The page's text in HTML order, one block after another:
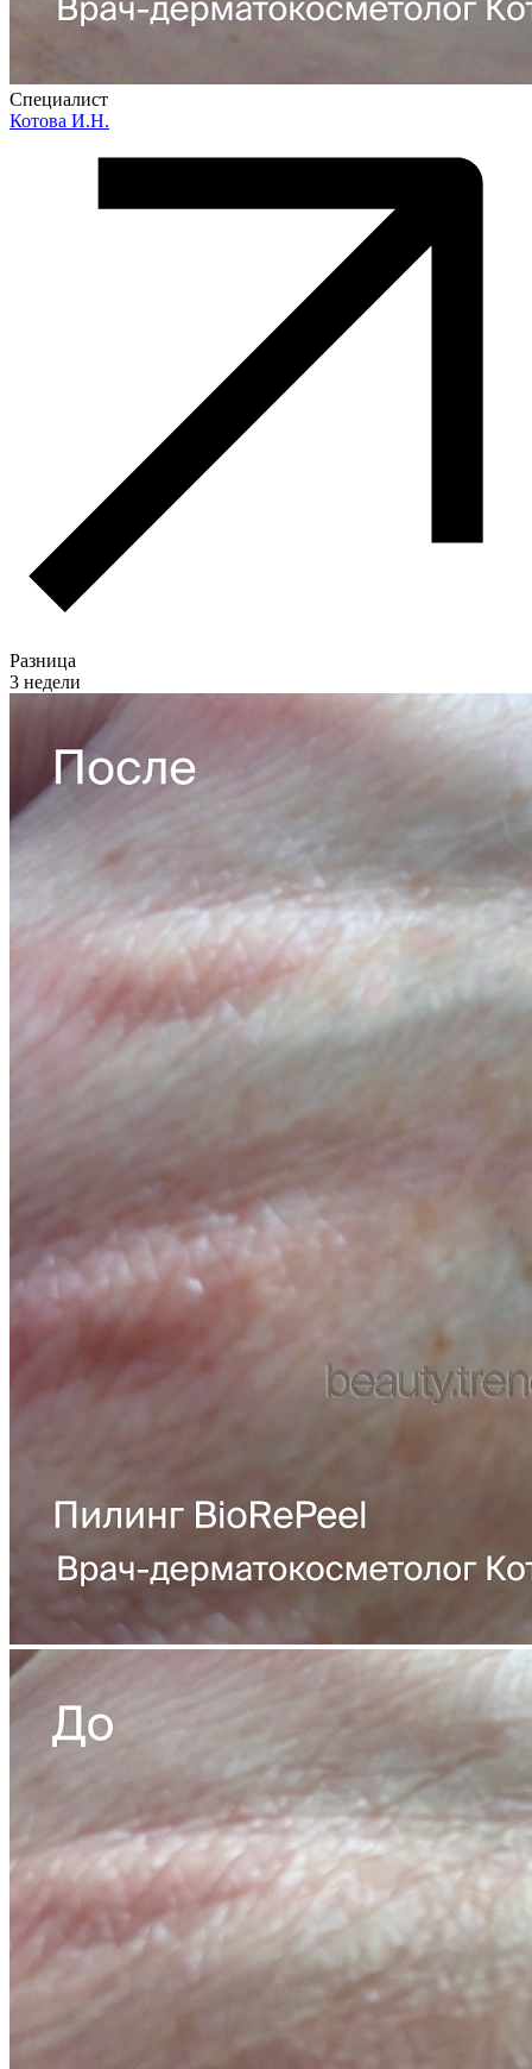
Специалист
Котова И.Н.
Разница
3 недели